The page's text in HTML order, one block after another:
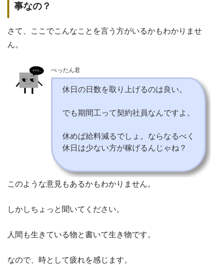
事なの？
さて、ここでこんなことを言う方がいるかもわかりませ
ん。
ぺったん君
休日の日数を取り上げるのは良い。
でも期間工って契約社員なんですよ。
休めば給料減るでしょ。ならなるべく
休日は少ない方が稼げるんじゃね？
このような意見もあるかもわかりません。
しかしちょっと聞いてください。
人間も生きている物と書いて生き物です。
なので、時として疲れを感じます。